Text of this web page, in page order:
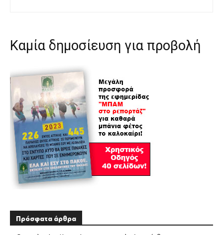
Καμία δημοσίευση για προβολή
Πρόσφατα άρθρα